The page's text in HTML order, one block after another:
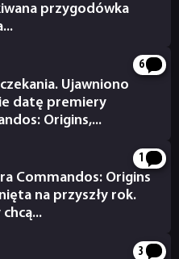
przygodówka
6
Ujawniono
datę premiery
Origins,...
1
Commandos: Origins
na przyszły rok.
3